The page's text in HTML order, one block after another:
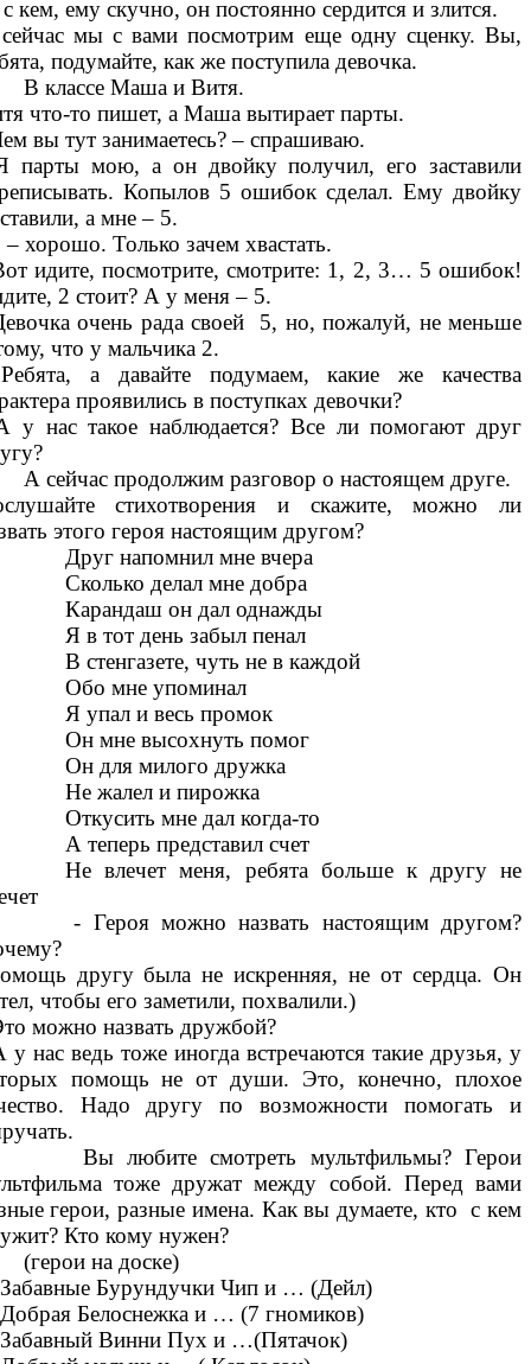
кем, ему скучно, он постоянно сердится и злится.
мы с вами посмотрим еще одну сценку. Вы,
подумайте, как же поступила девочка.
Маша и Витя.
что-то пишет, а Маша вытирает парты.
вы тут занимаетесь? – спрашиваю.
парты мою, а он двойку получил, его заставили
Копылов 5 ошибок сделал. Ему двойку
а мне – 5.
– хорошо. Только зачем хвастать.
идите, посмотрите, смотрите: 1, 2, 3… 5 ошибок!
2 стоит? А у меня – 5.
очень рада своей 5, но, пожалуй, не меньше
что у мальчика 2.
а давайте подумаем, какие же качества
проявились в поступках девочки?
у нас такое наблюдается? Все ли помогают друг
продолжим разговор о настоящем друге.
стихотворения и скажите, можно ли
этого героя настоящим другом?
Друг напомнил мне вчера
Сколько делал мне добра
Карандаш он дал однажды
Я в тот день забыл пенал
В стенгазете, чуть не в каждой
Обо мне упоминал
Я упал и весь промок
Он мне высохнуть помог
Он для милого дружка
Не жалел и пирожка
Откусить мне дал когда-то
А теперь представил счет
Не влечет меня, ребята больше к другу не
можно назвать настоящим другом?
другу была не искренняя, не от сердца. Он
чтобы его заметили, похвалили.)
можно назвать дружбой?
у нас ведь тоже иногда встречаются такие друзья, у
помощь не от души. Это, конечно, плохое
Надо другу по возможности помогать и
любите смотреть мультфильмы? Герои
тоже дружат между собой. Перед вами
герои, разные имена. Как вы думаете, кто с кем
Кто кому нужен?
на доске)
Бурундучки Чип и … (Дейл)
Белоснежка и … (7 гномиков)
Винни Пух и …(Пятачок)